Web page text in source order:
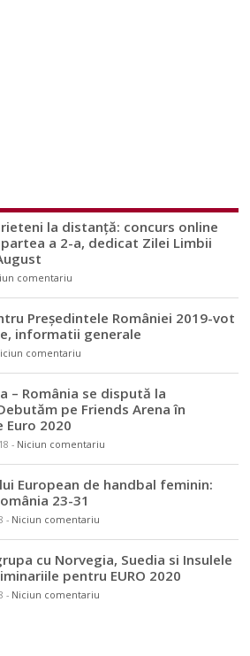
la distanță: concurs online
a 2-a, dedicat Zilei Limbii
comentariu
Președintele României 2019-vot
informatii generale
comentariu
– România se dispută la
pe Friends Arena în
Euro 2020
- Niciun comentariu
European de handbal feminin:
23-31
- Niciun comentariu
cu Norvegia, Suedia si Insulele
pentru EURO 2020
- Niciun comentariu